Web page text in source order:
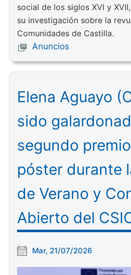
social de los siglos XVI y
su investigación sobre la
Comunidades de Castilla.
Anuncios
Elena Aguayo
sido
segundo
póster durante
de Verano y
Abierto del
Mar, 21/07/2026